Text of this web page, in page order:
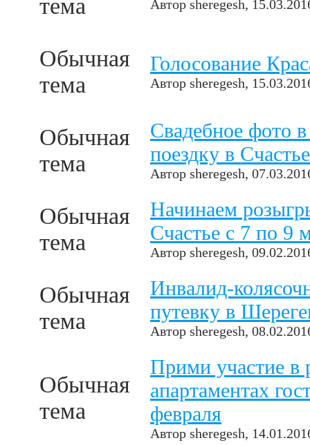
тема
Автор sheregesh,
Обычная
тема
Голосование
Автор sheregesh,
Обычная
тема
Свадебное фото
поездку в Счастье
Автор sheregesh,
Обычная
тема
Начинаем
Счастье с 7 по 9
Автор sheregesh,
Обычная
тема
Инвалид-
путевку в
Автор sheregesh,
Обычная
тема
Прими участие в
апартаментах
февраля
Автор sheregesh,